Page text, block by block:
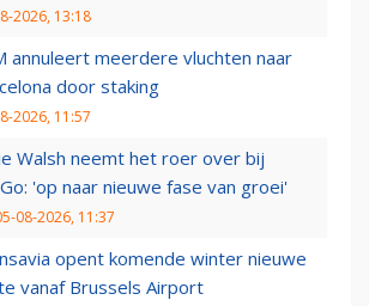
2026, 13:18
annuleert meerdere vluchten naar
door staking
2026, 11:57
Walsh neemt het roer over bij
'op naar nieuwe fase van groei'
08-2026, 11:37
opent komende winter nieuwe
vanaf Brussels Airport